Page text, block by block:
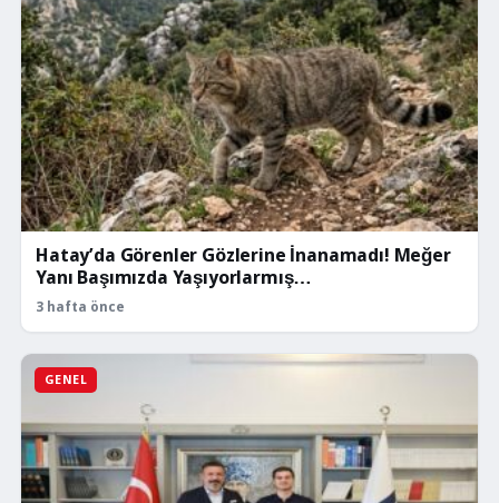
Hatay’da Görenler Gözlerine İnanamadı! Meğer
Yanı Başımızda Yaşıyorlarmış…
3 hafta önce
GENEL